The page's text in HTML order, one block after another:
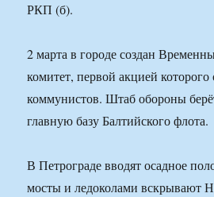
РКП (б).
2 марта в городе создан
комитет, первой акцией которого
коммунистов. Штаб обороны
главную базу Балтийского флота.
В Петрограде вводят осадное
мосты и ледоколами вскрывают